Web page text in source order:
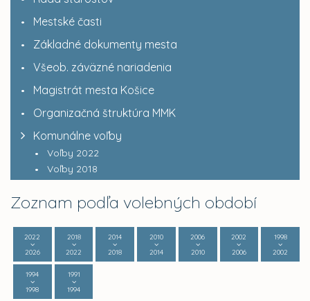
Mestské časti
Základné dokumenty mesta
Všeob. záväzné nariadenia
Magistrát mesta Košice
Organizačná štruktúra MMK
Komunálne voľby
Voľby 2022
Voľby 2018
Zoznam podľa volebných období
2022
2026
2018
2022
2014
2018
2010
2014
2006
2010
2002
2006
1998
2002
1994
1998
1991
1994